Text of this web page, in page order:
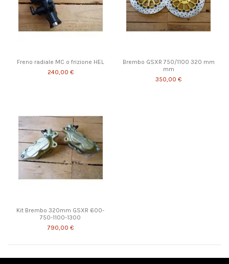
Freno radiale MC o frizione HEL
240,00 €
Brembo GSXR 750/1100 320 mm
mm
350,00 €
Kit Brembo 320mm GSXR 600-
750-1100-1300
790,00 €